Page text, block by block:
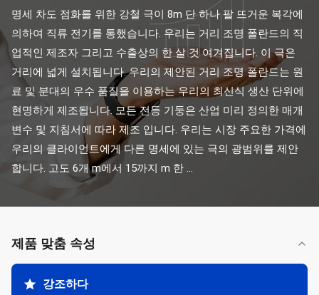
명세 차도 점화를 위한 강철 극이 8m 단 하나 팔 뜨거운 복각에
의하여 직류 전기를 통했습니다. 우리는 거리 조명 폴란드의 직
업적인 제조자 그리고 수출상의 한 살 것 여겨집니다. 이 극은
거리에 넓게 설치됩니다. 우리의 제안된 거리 조명 폴란드는 원
료 및 분대의 우수 품질을 이용하는 우리의 최신식 생산 단위에
현명하게 제조됩니다. 모든 전등 기둥은 산업 미리 정의한 매개
변수 및 지침서에 따라 제조 입니다. 우리는 시장 주요한 가격에
우리의 클라이언트에게 다른 명세에 있는 극의 광범위를 제안
합니다. 고도 6개 m에서 15까지 m 한 ...
제품 맞춤 속성
강조하다